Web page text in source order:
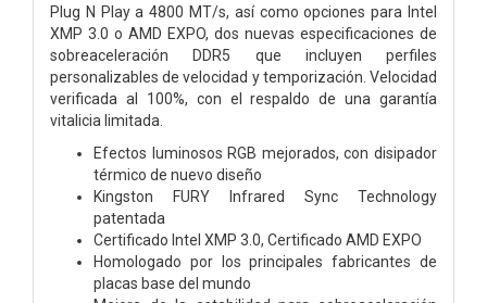
Plug N Play a 4800 MT/s, así como opciones para Intel
XMP 3.0 o AMD EXPO, dos nuevas especificaciones de
sobreaceleración DDR5 que incluyen perfiles
personalizables de velocidad y temporización. Velocidad
verificada al 100%, con el respaldo de una garantía
vitalicia limitada.
Efectos luminosos RGB mejorados, con disipador
térmico de nuevo diseño
Kingston FURY Infrared Sync Technology
patentada
Certificado Intel XMP 3.0, Certificado AMD EXPO
Homologado por los principales fabricantes de
placas base del mundo